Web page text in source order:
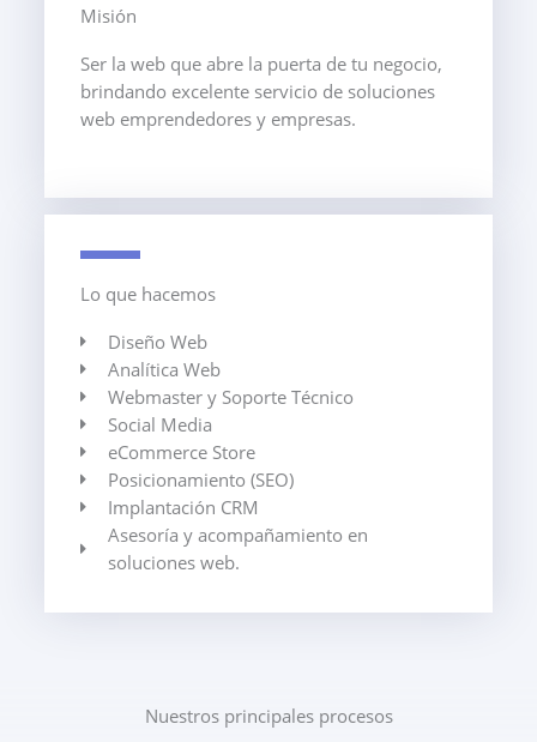
Misión
Ser la web que abre la puerta de tu negocio,
brindando excelente servicio de soluciones
web emprendedores y empresas.
Lo que hacemos
Diseño Web
Analítica Web
Webmaster y Soporte Técnico
Social Media
eCommerce Store
Posicionamiento (SEO)
Implantación CRM
Asesoría y acompañamiento en
soluciones web.
Nuestros principales procesos